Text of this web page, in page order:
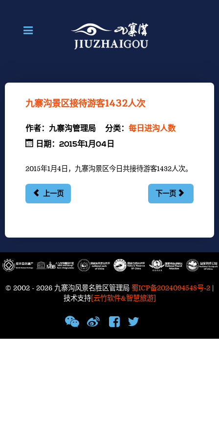
九寨沟景区接待游客1432人次
作者： 九寨沟管理局 分类： 每日进沟人数
日期：2015年1月04日
2015年1月4日，九寨沟景区今日共接待游客1432人次。
上一页 下一页
© 2002 - 2026 九寨沟风景名胜区管理局 蜀ICP备2024094548号-2 |
技术支持[云竹软件&智慧旅游]